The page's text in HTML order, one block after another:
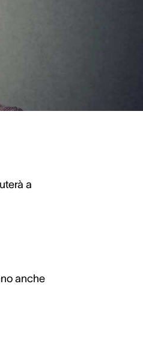
a
anche